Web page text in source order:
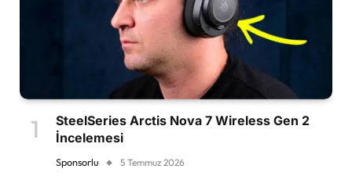
SteelSeries Arctis Nova 7 Wireless Gen 2
İncelemesi
Sponsorlu 5 Temmuz 2026